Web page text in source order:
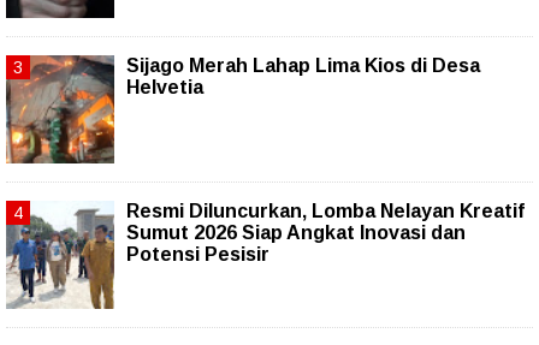
Sijago Merah Lahap Lima Kios di Desa
Helvetia
Resmi Diluncurkan, Lomba Nelayan Kreatif
Sumut 2026 Siap Angkat Inovasi dan
Potensi Pesisir